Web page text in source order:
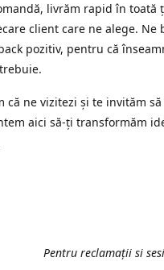
livrăm rapid în toată
client care ne alege. Ne
pozitiv, pentru că
că ne vizitezi și te invităm
aici să-ți transformăm
Pentru reclamaţii si